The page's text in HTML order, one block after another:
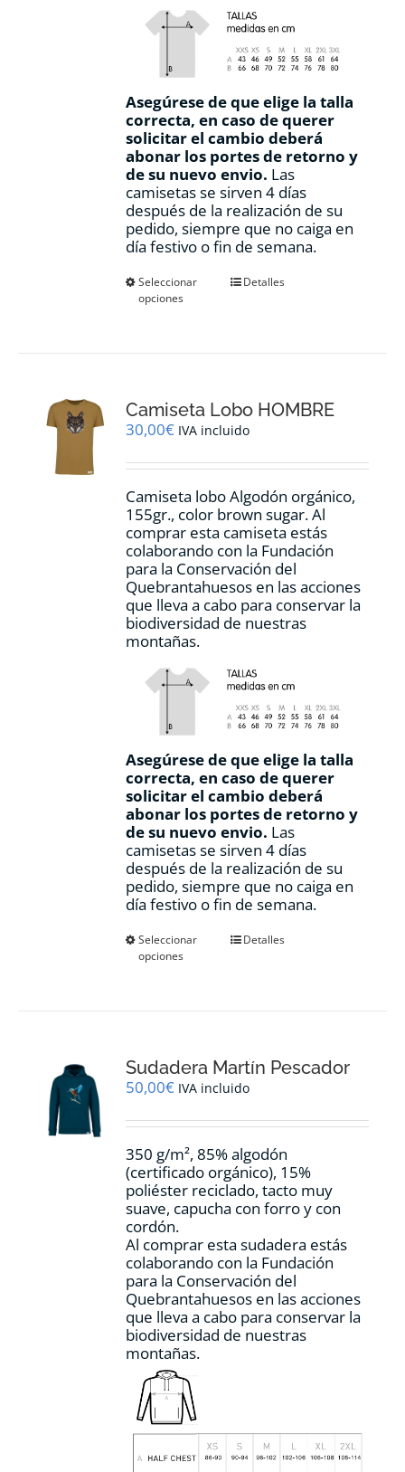
Asegúrese de que elige la talla
correcta, en caso de querer
solicitar el cambio deberá
abonar los portes de retorno y
de su nuevo envio. Las
camisetas se sirven 4 días
después de la realización de su
pedido, siempre que no caiga en
día festivo o fin de semana.
Seleccionar
opciones
Este
se
pueden
en
página
de
producto
Detalles
Camiseta Lobo HOMBRE
30,00€ IVA incluido
Camiseta lobo Algodón orgánico,
155gr., color brown sugar.Al
comprar esta camiseta estás
colaborando con la Fundación
para la Conservación del
Quebrantahuesos en las acciones
que lleva a cabo para conservar la
biodiversidad de nuestras
montañas.
Asegúrese de que elige la talla
correcta, en caso de querer
solicitar el cambio deberá
abonar los portes de retorno y
de su nuevo envio. Las
camisetas se sirven 4 días
después de la realización de su
pedido, siempre que no caiga en
día festivo o fin de semana.
Seleccionar
opciones
Este
se
pueden
en
página
de
producto
Detalles
Sudadera Martín Pescador
50,00€ IVA incluido
350 g/m², 85% algodón
(certificado orgánico), 15%
poliéster reciclado, tacto muy
suave, capucha con forro y con
cordón.
Al comprar esta sudadera estás
colaborando con la Fundación
para la Conservación del
Quebrantahuesos en las acciones
que lleva a cabo para conservar la
biodiversidad de nuestras
montañas.